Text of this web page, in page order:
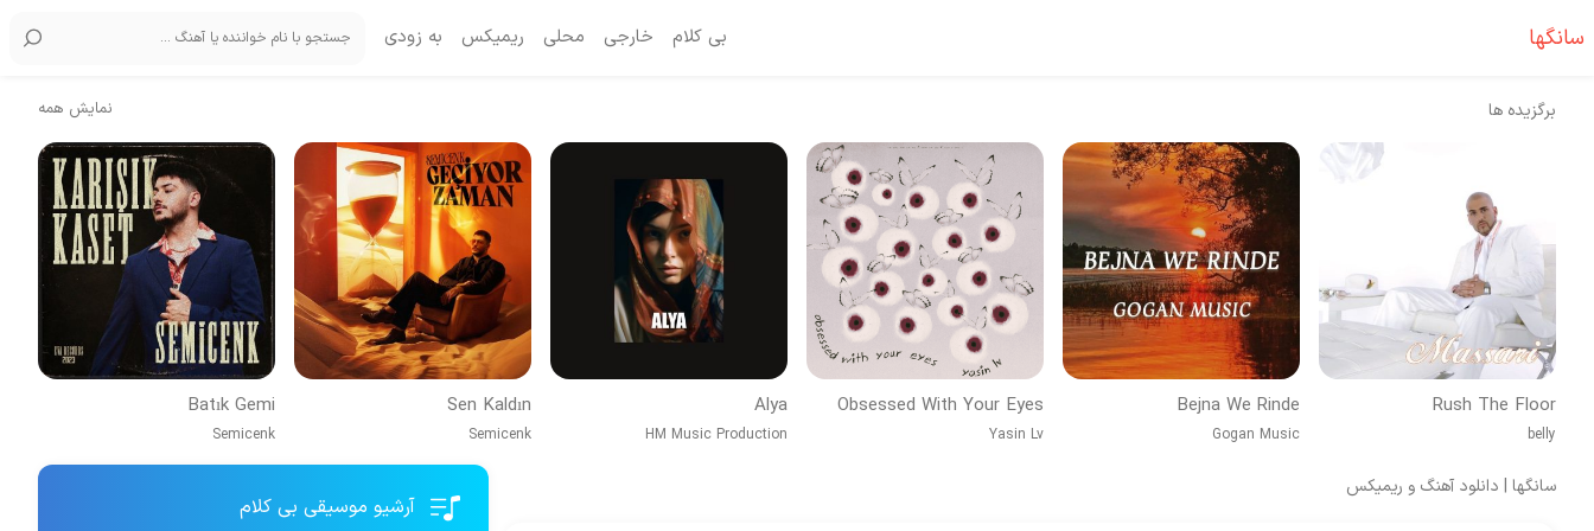
سانگها بی کلام خارجی محلی ریمیکس به زودی
برگزیده ها نمایش همه
Rush The Floor
belly
Bejna We Rinde
Gogan Music
Obsessed With Your Eyes
Yasin Lv
Alya
HM Music Production
Sen Kaldın
Semicenk
Batık Gemi
Semicenk
سانگها | دانلود آهنگ و ریمیکس
آرشیو موسیقی بی کلام